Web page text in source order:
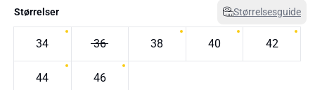
Størrelser Størrelsesguide
34 36 38 40 42
44 46